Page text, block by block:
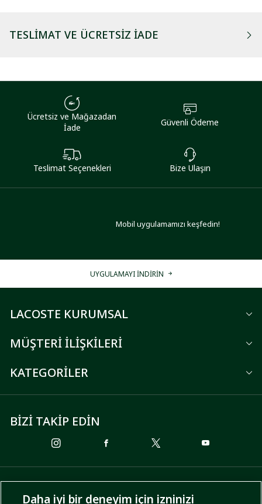
TESLIMAT VE ÜCRETSIZ İADE
Ücretsiz ve Mağazadan
İade
Güvenli Ödeme
Teslimat Seçenekleri Bize Ulaşın
Mobil uygulamamızı keşfedin!
UYGULAMAYI İNDİRİN
LACOSTE KURUMSAL
MÜŞTERİ İLİŞKİLERİ
KATEGORİLER
BİZİ TAKİP EDİN
ÖDEME SEÇENEKLERİ
Daha iyi bir deneyim için izninizi